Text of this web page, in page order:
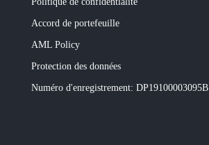
Accord de portefeuille
AML Policy
Protection des données
Numéro d'enregistrement: DP19100003095B